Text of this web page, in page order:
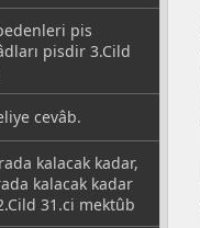
pis
pisdir 3.Cild
cevâb.
kalacak kadar,
kalacak kadar
31.ci mektûb